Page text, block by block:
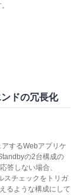
ドの冗長化
するWebアプリケ
の2台構成の
答しない場合、
スチェックをトリガ
るような構成にして